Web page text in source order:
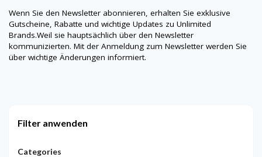
Wenn Sie den Newsletter abonnieren, erhalten Sie exklusive
Gutscheine, Rabatte und wichtige Updates zu Unlimited
Brands.Weil sie hauptsächlich über den Newsletter
kommunizierten. Mit der Anmeldung zum Newsletter werden Sie
über wichtige Änderungen informiert.
Filter anwenden
Categories